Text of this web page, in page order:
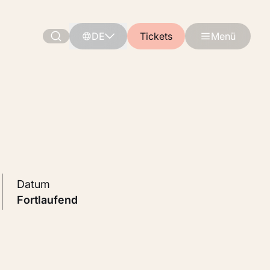
DE Tickets Menü
Datum
Fortlaufend